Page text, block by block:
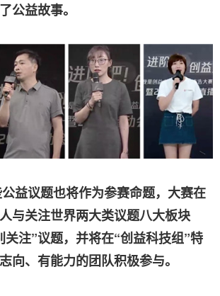
公益故事。
议题也将作为参赛命题，大赛在
与关注世界两大类议题八大板块
关注”议题，并将在“创益科技组”特
向、有能力的团队积极参与。